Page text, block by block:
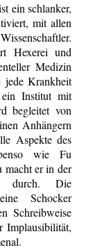
ein schlanker,
mit allen
Hexerei und
Medizin
jede Krankheit
Institut mit
begleitet von
Anhängern
Aspekte des
wie Fu
macht er in der
durch. Die
Schocker
Schreibweise
Implausibilität,